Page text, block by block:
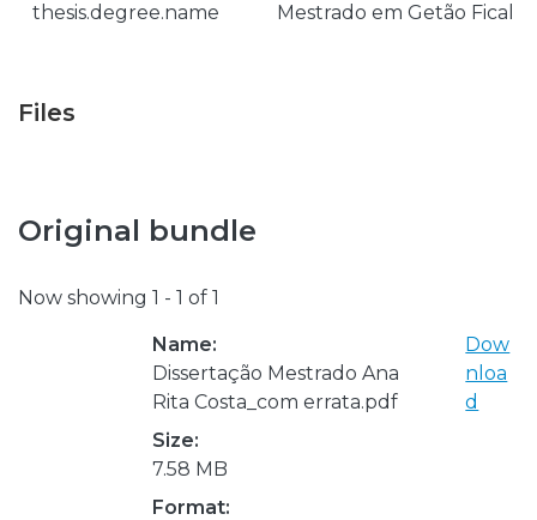
thesis.degree.name Mestrado em Getão Fical
Files
Original bundle
Now showing 1 - 1 of 1
Name:
Dissertação Mestrado Ana
Rita Costa_com errata.pdf
Size:
7.58 MB
Format:
Dow
nloa
d